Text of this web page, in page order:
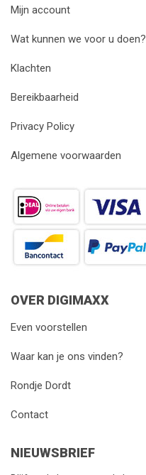
Mijn account
Wat kunnen we voor u doen?
Klachten
Bereikbaarheid
Privacy Policy
Algemene voorwaarden
OVER DIGIMAXX
Even voorstellen
Waar kan je ons vinden?
Rondje Dordt
Contact
NIEUWSBRIEF